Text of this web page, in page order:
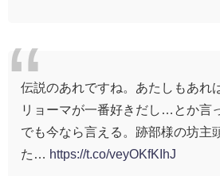
伝説のあれですね。あたしもあれ
リョーマが一番好きだし…とか言
でも今なら言える。跡部様の坊主
た…
https://t.co/veyOKfKIhJ